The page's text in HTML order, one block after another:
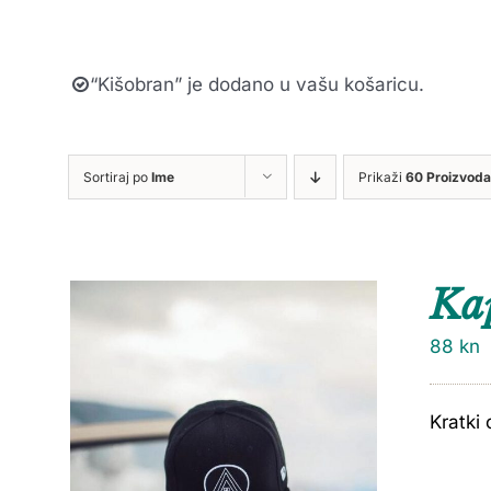
“Kišobran” je dodano u vašu košaricu.
Sortiraj po Ime Prikaži 60 Proizvoda
88 kn
Kratki